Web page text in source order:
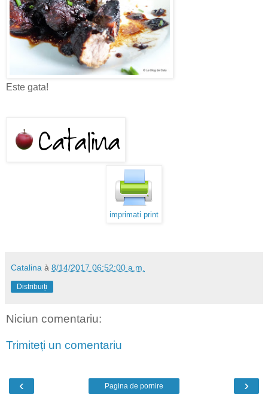
Este gata!
imprimati print
Catalina à 8/14/2017 06:52:00 a.m.
Distribuiți
Niciun comentariu:
Trimiteți un comentariu
‹ ›
Pagina de pornire